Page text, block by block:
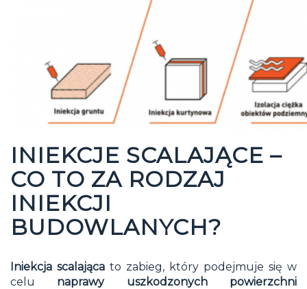
INIEKCJE SCALAJĄCE –
CO TO ZA RODZAJ
INIEKCJI
BUDOWLANYCH?
Iniekcja scalająca to zabieg, który podejmuje się w
celu naprawy uszkodzonych powierzchni